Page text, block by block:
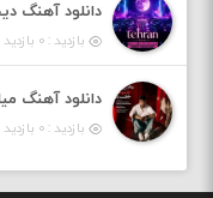
دانلود آهنگ دیجی
بازدید : ۰ بازدید بار /
دانلود آهنگ
بازدید : ۰ بازدید بار /